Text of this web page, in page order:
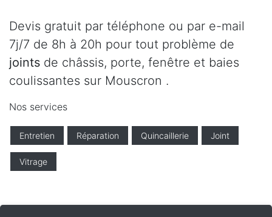
Devis gratuit par téléphone ou par e-mail
7j/7 de 8h à 20h pour tout problème de
joints de châssis, porte, fenêtre et baies
coulissantes sur Mouscron .
Nos services
Entretien Réparation Quincaillerie Joint
Vitrage